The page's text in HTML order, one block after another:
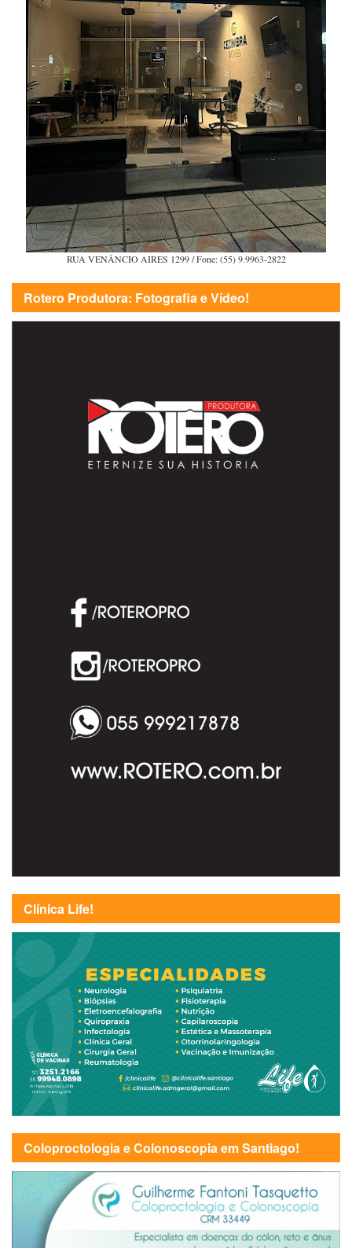
RUA VENÂNCIO AIRES 1299 / Fone: (55) 9.9963-2822
Rotero Produtora: Fotografia e Vídeo!
Clínica Life!
Coloproctologia e Colonoscopia em Santiago!